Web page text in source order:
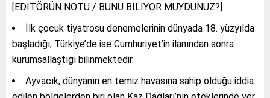
[EDİTÖRÜN NOTU / BUNU BİLİYOR MUYDUNUZ?]
İlk çocuk tiyatrosu denemelerinin dünyada 18. yüzyılda
başladığı, Türkiye’de ise Cumhuriyet’in ilanından sonra
kurumsallaştığı bilinmektedir.
Ayvacık, dünyanın en temiz havasına sahip olduğu iddia